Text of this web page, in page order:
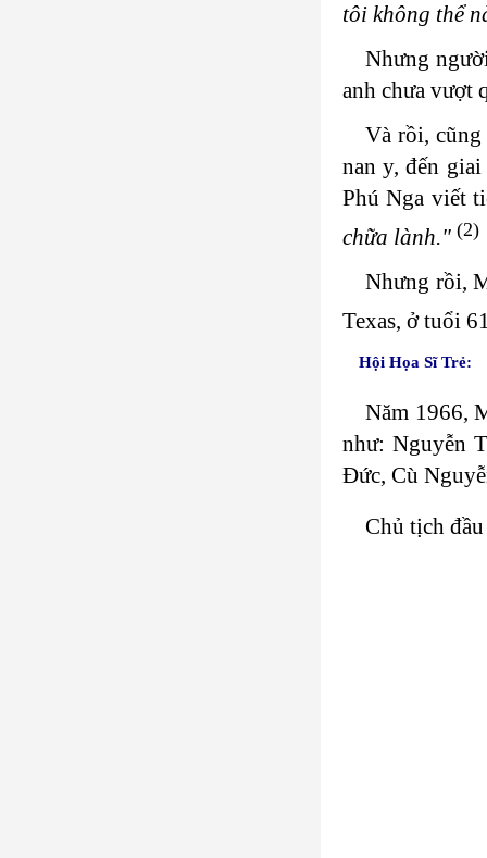
tôi không thể
Nhưng
anh chưa vượt
Và rồi,
nan y, đến
Phú Nga viết
chữa lành." (2)
Nhưng rồi,
Texas, ở tuổi
Hội Họa Sĩ Trẻ:
Năm 1966,
như: Nguyễn
Đức, Cù
Chủ tịch